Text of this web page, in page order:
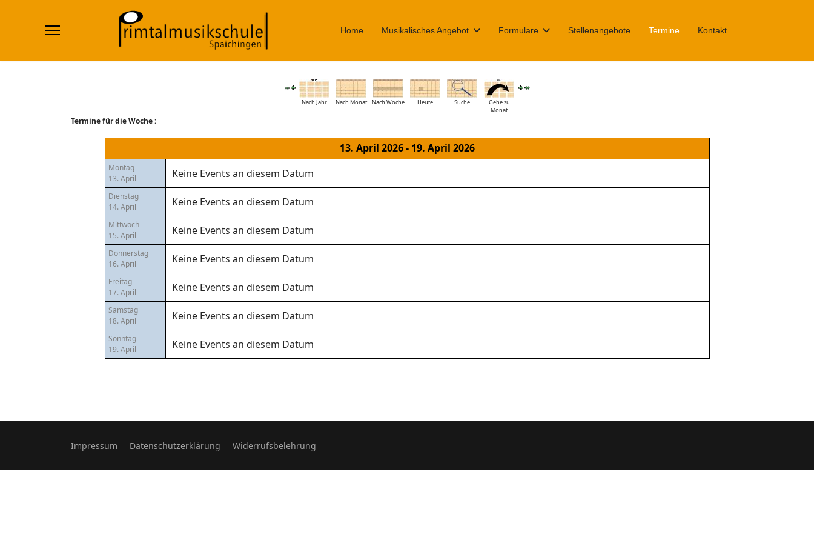
Home Musikalisches Angebot Formulare Stellenangebote Termine Kontakt
Nach Jahr Nach Monat Nach Woche Heute Suche
Gehe zu
Monat
Termine für die Woche :
13. April 2026 - 19. April 2026
Montag
13. April
Keine Events an diesem Datum
Dienstag
14. April
Keine Events an diesem Datum
Mittwoch
15. April
Keine Events an diesem Datum
Donnerstag
16. April
Keine Events an diesem Datum
Freitag
17. April
Keine Events an diesem Datum
Samstag
18. April
Keine Events an diesem Datum
Sonntag
19. April
Keine Events an diesem Datum
Impressum Datenschutzerklärung Widerrufsbelehrung